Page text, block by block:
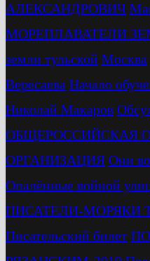
АЛЕКСАНДРОВИЧ
МОРЕПЛАВАТЕЛИ
земли тульской Москва
Вересаева Начало
Николай Макаров
ОБЩЕРОССИЙСКАЯ
ОРГАНИЗАЦИЯ Они
Опалённые войной
ПИСАТЕЛИ-МОРЯКИ
Писательский билет